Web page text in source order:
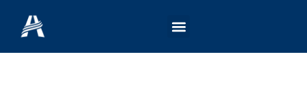
conteúdo